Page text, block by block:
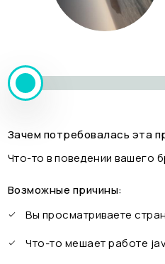
Зачем потребовалась эта
Что-то в поведении вашего
Возможные причины:
Вы просматриваете
Что-то мешает работе